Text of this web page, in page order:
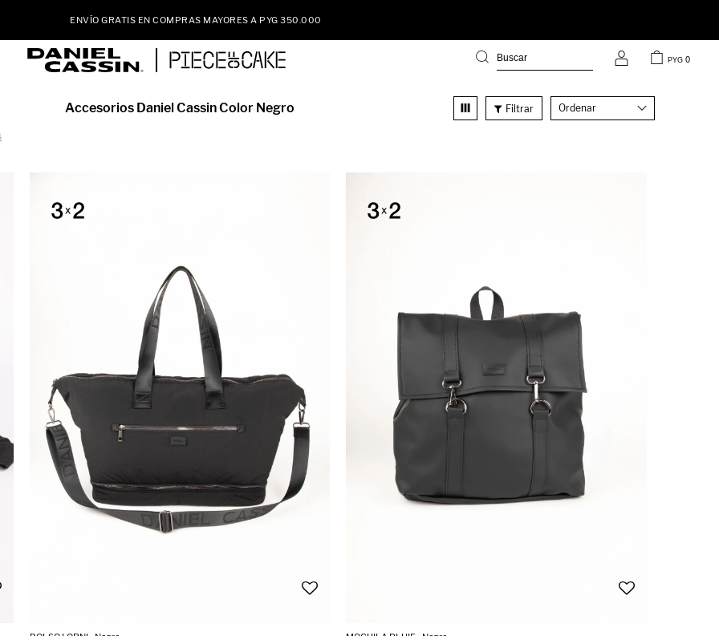
ENVÍO GRATIS EN COMPRAS MAYORES A PYG 350.000
PYG 0
Accesorios Daniel Cassin Color Negro